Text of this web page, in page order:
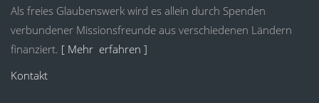
Als freies Glaubenswerk wird es allein durch Spenden
verbundener Missionsfreunde aus verschiedenen Ländern
finanziert. [ Mehr erfahren ]
Kontakt